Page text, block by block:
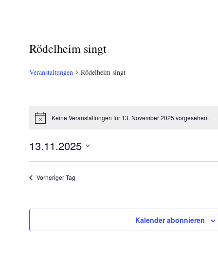
Rödelheim singt
Veranstaltungen Rödelheim singt
Veranstaltungen
für
13.
November
2025
HinweisKeine Veranstaltungen für 13. November 2025 vorgesehen.
13.11.2025
Vorheriger Tag
Kalender abonnieren